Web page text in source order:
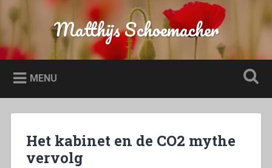
Naar
Matthijs Schoemacher
MENU
Het kabinet en de CO2 mythe
vervolg